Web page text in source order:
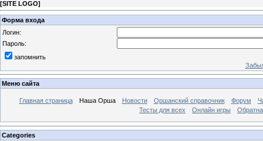
[SITE LOGO]
Форма входа
Логин:
Пароль:
запомнить
Меню сайта
Главная страница Наша Орша Новости Оршанский справочник Форум
Тесты для всех
Онлайн игры
Categories